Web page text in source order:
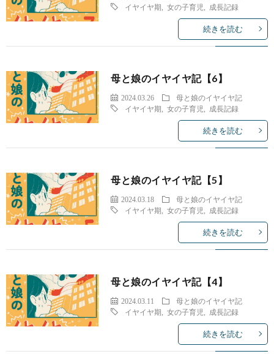
イヤイヤ期
,女の子育児 成長記録
続きを読む
母と娘のイヤイヤ記【6】
2024.03.26
母と娘のイヤイヤ記
イヤイヤ期
,女の子育児 成長記録
続きを読む
母と娘のイヤイヤ記【5】
2024.03.18
母と娘のイヤイヤ記
イヤイヤ期
,女の子育児 成長記録
続きを読む
母と娘のイヤイヤ記【4】
2024.03.11
母と娘のイヤイヤ記
イヤイヤ期
,女の子育児 成長記録
続きを読む